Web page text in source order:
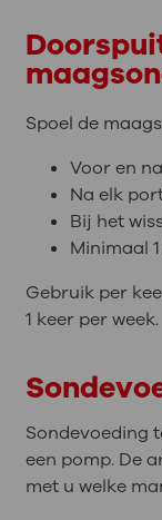
Spoel de
Voor en
Na elk
Bij het
Minimaal
Gebruik per
1 keer per week.
Sondevoeding
een pomp. De
met u welke